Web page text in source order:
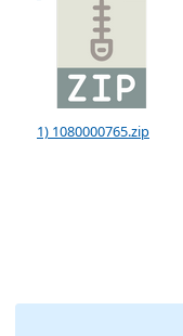
1) 1080000765.zip